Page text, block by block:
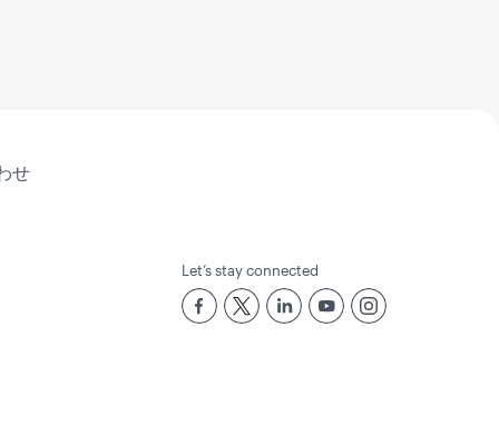
せ
Let’s stay connected